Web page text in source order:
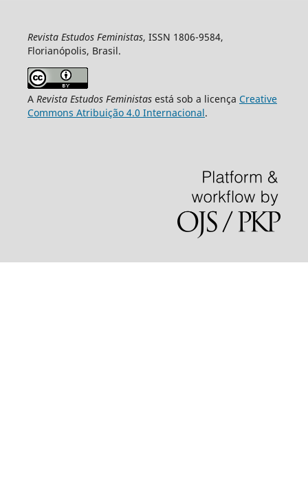
Revista Estudos Feministas, ISSN 1806-9584,
Florianópolis, Brasil.
A Revista Estudos Feministasestá sob a licença Creative
Commons Atribuição 4.0 Internacional.